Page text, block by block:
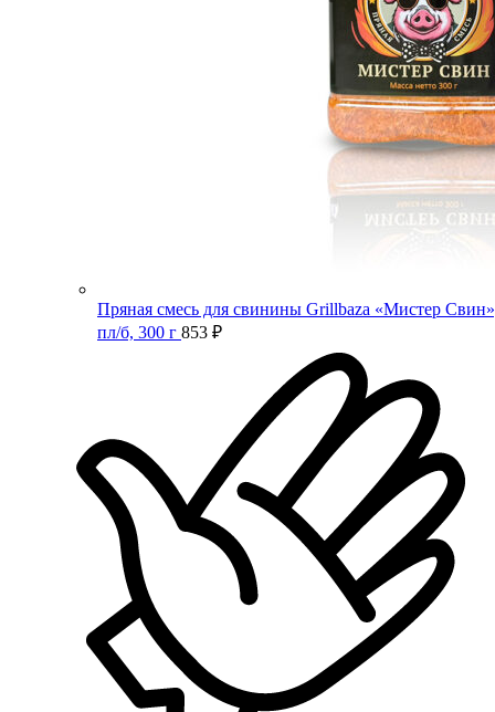
Пряная смесь для свинины Grillbaza «Мистер
пл/б, 300 г 853 ₽